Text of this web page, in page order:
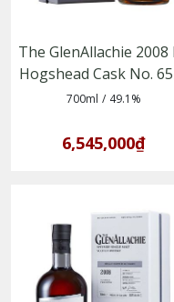
The GlenAllachie 2008
Hogshead Cask No.
700ml / 49.1%
6,545,000₫